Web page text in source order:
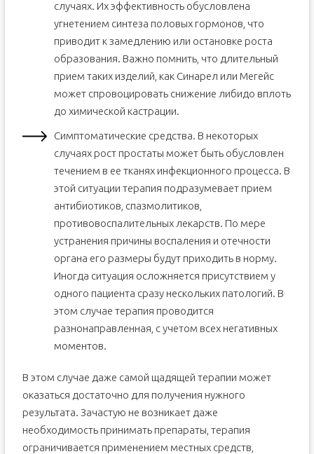
случаях. Их эффективность обусловлена
угнетением синтеза половых гормонов, что
приводит к замедлению или остановке роста
образования. Важно помнить, что длительный
прием таких изделий, как Синарел или Мегейс
может спровоцировать снижение либидо вплоть
до химической кастрации.
Симптоматические средства. В некоторых
случаях рост простаты может быть обусловлен
течением в ее тканях инфекционного процесса. В
этой ситуации терапия подразумевает прием
антибиотиков, спазмолитиков,
противовоспалительных лекарств. По мере
устранения причины воспаления и отечности
органа его размеры будут приходить в норму.
Иногда ситуация осложняется присутствием у
одного пациента сразу нескольких патологий. В
этом случае терапия проводится
разнонаправленная, с учетом всех негативных
моментов.
В этом случае даже самой щадящей терапии может
оказаться достаточно для получения нужного
результата. Зачастую не возникает даже
необходимость принимать препараты, терапия
ограничивается применением местных средств,